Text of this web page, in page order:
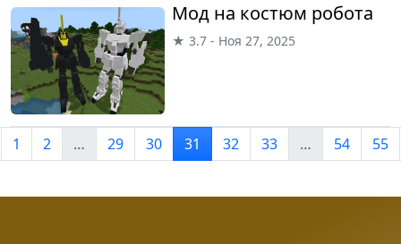
Мод на костюм робота
★ 3.7 - Ноя 27, 2025
1 2 … 29 30 31 32 33 … 54 55